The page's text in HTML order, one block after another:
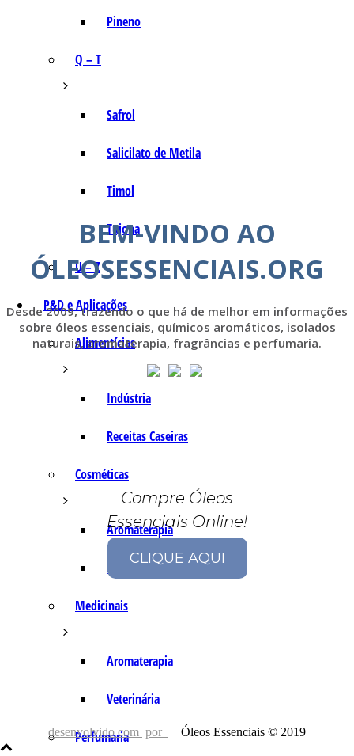
Pineno
Q – T
Safrol
Salicilato de Metila
Timol
Tujona
U – Z
P&D e Aplicações
Alimentícias
Indústria
Receitas Caseiras
Cosméticas
Aromaterapia
Fórmulas Caseiras
Medicinais
Aromaterapia
Veterinária
Perfumaria
BEM-VINDO AO
ÓLEOSESSENCIAIS.ORG
Desde 2009, trazendo o que há de melhor em informações
sobre óleos essenciais, químicos aromáticos, isolados
naturais, aromaterapia, fragrâncias e perfumaria.
Compre Óleos
Essenciais Online!
CLIQUE AQUI
desenvolvido com por Óleos Essenciais © 2019